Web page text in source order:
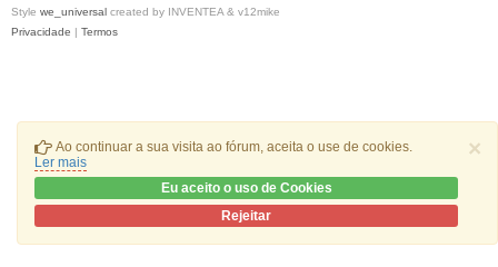
×
Ao continuar a sua visita ao fórum, aceita o use de cookies.
Ler mais
Eu aceito o uso de Cookies
Rejeitar
Style we_universal created by INVENTEA & v12mike
Privacidade | Termos